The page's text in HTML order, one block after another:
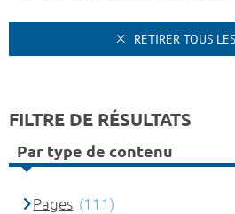
RETIRER TOUS
FILTRE DE RÉSULTATS
Par type de contenu
Pages (111)